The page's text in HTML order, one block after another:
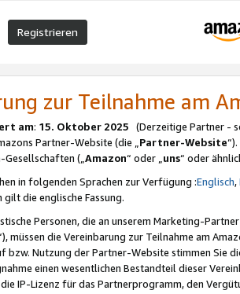
Registrieren
zur Teilnahme am
am: 15. Oktober 2025 (Derzeitige Partner -
Partner-Website (die „Partner-Website
Gesellschaften („Amazon“ oder „uns“ oder
in folgenden Sprachen zur Verfügung :Englisch,
die englische Fassung.
Personen, die an unserem Marketing-
müssen die Vereinbarung zur Teilnahme am
bzw. Nutzung der Partner-Website stimmen Sie
einen wesentlichen Bestandteil dieser
IP-Lizenz für das Partnerprogramm, den